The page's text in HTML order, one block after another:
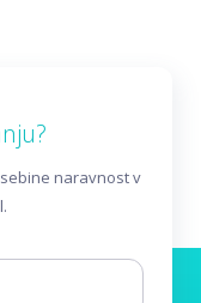
naravnost v